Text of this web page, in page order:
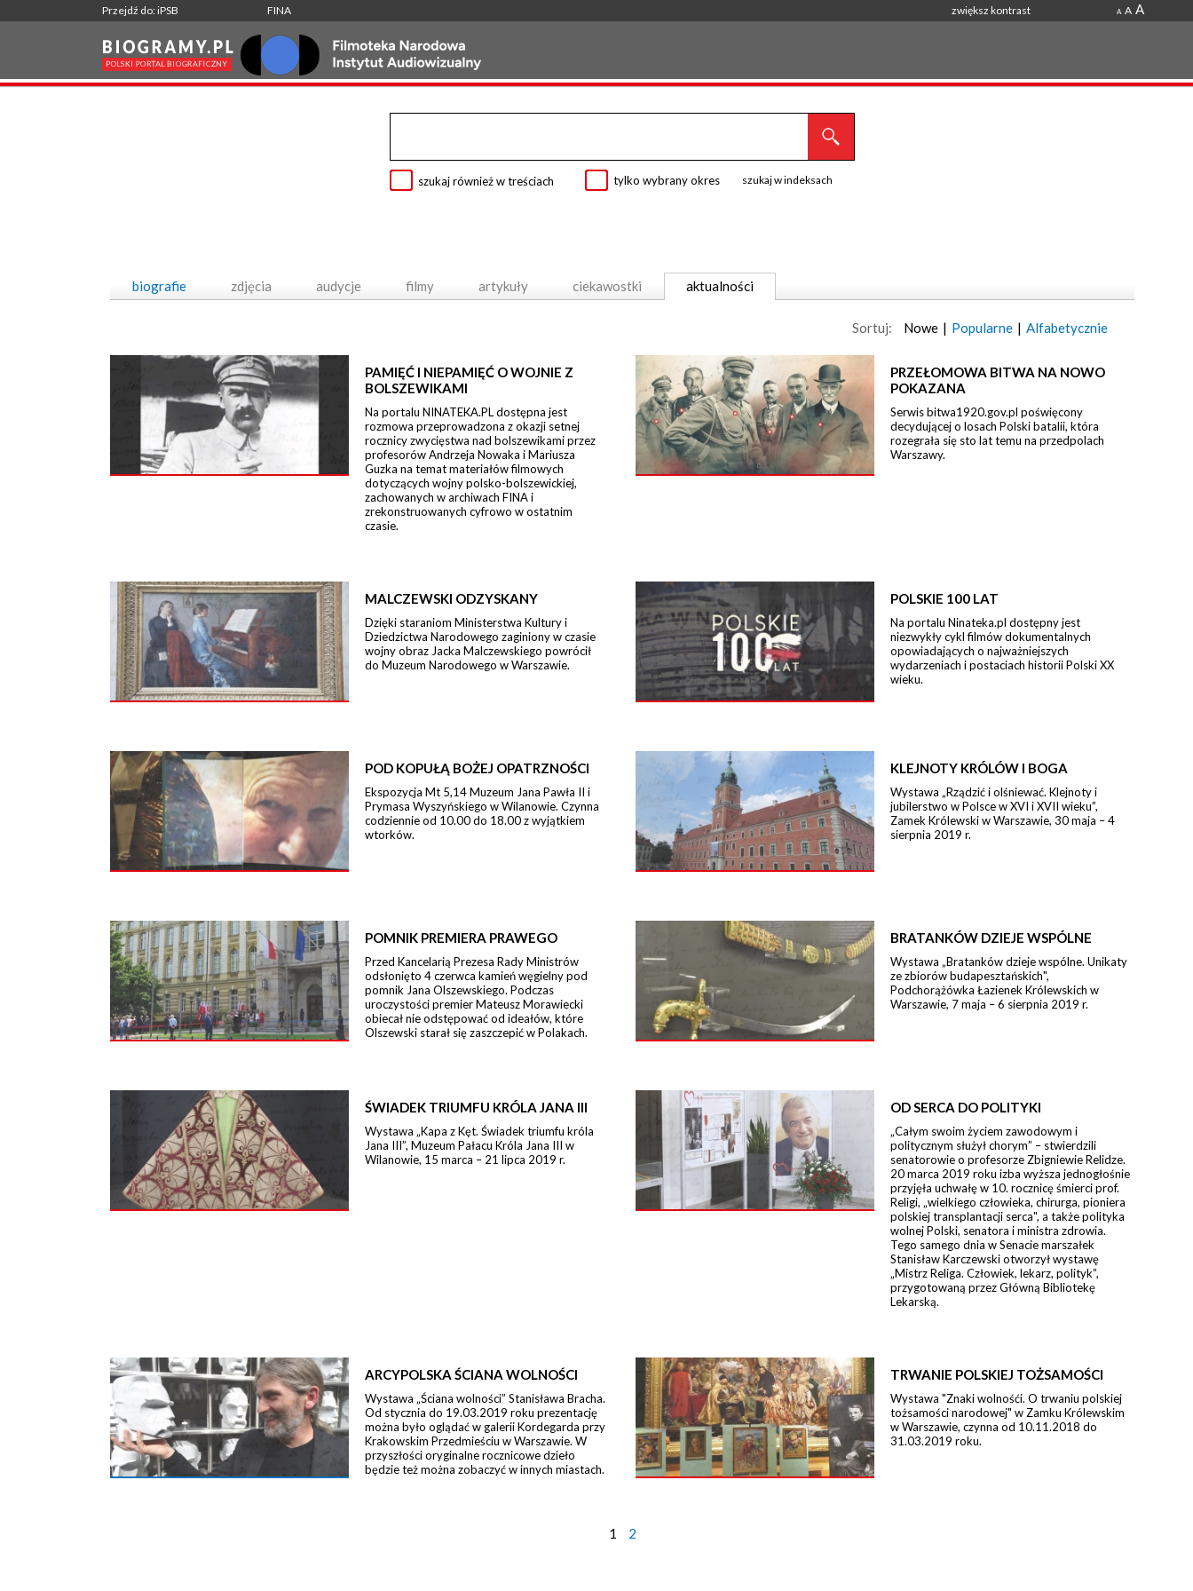
Przejdź do: iPSB FINA zwiększ kontrast A A A
szukaj również w treściach tylko wybrany okres szukaj w indeksach
biografie zdjęcia audycje filmy artykuły ciekawostki aktualności
Sortuj: Nowe | Popularne | Alfabetycznie
PAMIĘĆ I NIEPAMIĘĆ O WOJNIE Z
BOLSZEWIKAMI
Na portalu NINATEKA.PL dostępna jest
rozmowa przeprowadzona z okazji setnej
rocznicy zwycięstwa nad bolszewikami przez
profesorów Andrzeja Nowaka i Mariusza
Guzka na temat materiałów filmowych
dotyczących wojny polsko-bolszewickiej,
zachowanych w archiwach FINA i
zrekonstruowanych cyfrowo w ostatnim
czasie.
PRZEŁOMOWA BITWA NA NOWO
POKAZANA
Serwis bitwa1920.gov.pl poświęcony
decydującej o losach Polski batalii, która
rozegrała się sto lat temu na przedpolach
Warszawy.
MALCZEWSKI ODZYSKANY
Dzięki staraniom Ministerstwa Kultury i
Dziedzictwa Narodowego zaginiony w czasie
wojny obraz Jacka Malczewskiego powrócił
do Muzeum Narodowego w Warszawie.
POLSKIE 100 LAT
Na portalu Ninateka.pl dostępny jest
niezwykły cykl filmów dokumentalnych
opowiadających o najważniejszych
wydarzeniach i postaciach historii Polski XX
wieku.
POD KOPUŁĄ BOŻEJ OPATRZNOŚCI
Ekspozycja Mt 5,14 Muzeum Jana Pawła II i
Prymasa Wyszyńskiego w Wilanowie. Czynna
codziennie od 10.00 do 18.00 z wyjątkiem
wtorków.
KLEJNOTY KRÓLÓW I BOGA
Wystawa „Rządzić i olśniewać. Klejnoty i
jubilerstwo w Polsce w XVI i XVII wieku”,
Zamek Królewski w Warszawie, 30 maja – 4
sierpnia 2019 r.
POMNIK PREMIERA PRAWEGO
Przed Kancelarią Prezesa Rady Ministrów
odsłonięto 4 czerwca kamień węgielny pod
pomnik Jana Olszewskiego. Podczas
uroczystości premier Mateusz Morawiecki
obiecał nie odstępować od ideałów, które
Olszewski starał się zaszczepić w Polakach.
BRATANKÓW DZIEJE WSPÓLNE
Wystawa „Bratanków dzieje wspólne. Unikaty
ze zbiorów budapesztańskich",
Podchorążówka Łazienek Królewskich w
Warszawie, 7 maja – 6 sierpnia 2019 r.
ŚWIADEK TRIUMFU KRÓLA JANA III
Wystawa „Kapa z Kęt. Świadek triumfu króla
Jana III”, Muzeum Pałacu Króla Jana III w
Wilanowie, 15 marca – 21 lipca 2019 r.
OD SERCA DO POLITYKI
„Całym swoim życiem zawodowym i
politycznym służył chorym” – stwierdzili
senatorowie o profesorze Zbigniewie Relidze.
20 marca 2019 roku izba wyższa jednogłośnie
przyjęła uchwałę w 10. rocznicę śmierci prof.
Religi, „wielkiego człowieka, chirurga, pioniera
polskiej transplantacji serca", a także polityka
wolnej Polski, senatora i ministra zdrowia.
Tego samego dnia w Senacie marszałek
Stanisław Karczewski otworzył wystawę
„Mistrz Religa. Człowiek, lekarz, polityk”,
przygotowaną przez Główną Bibliotekę
Lekarską.
ARCYPOLSKA ŚCIANA WOLNOŚCI
Wystawa „Ściana wolności” Stanisława Bracha.
Od stycznia do 19.03.2019 roku prezentację
można było oglądać w galerii Kordegarda przy
Krakowskim Przedmieściu w Warszawie. W
przyszłości oryginalne rocznicowe dzieło
będzie też można zobaczyć w innych miastach.
TRWANIE POLSKIEJ TOŻSAMOŚCI
Wystawa "Znaki wolnośći. O trwaniu polskiej
tożsamości narodowej" w Zamku Królewskim
w Warszawie, czynna od 10.11.2018 do
31.03.2019 roku.
1 2